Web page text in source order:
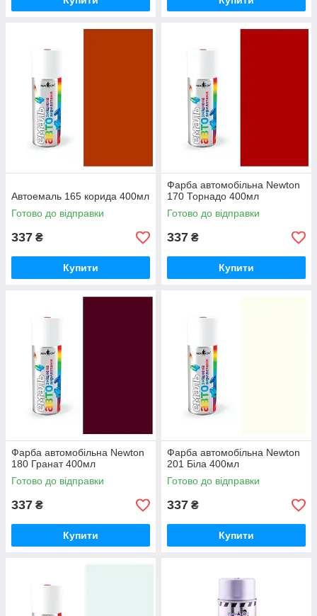
Автоемаль 165 корида 400мл
Готово до відправки
337 ₴
Купити
Фарба автомобільна Newton
170 Торнадо 400мл
Готово до відправки
337 ₴
Купити
Фарба автомобільна Newton
180 Гранат 400мл
Готово до відправки
337 ₴
Купити
Фарба автомобільна Newton
201 Біла 400мл
Готово до відправки
337 ₴
Купити